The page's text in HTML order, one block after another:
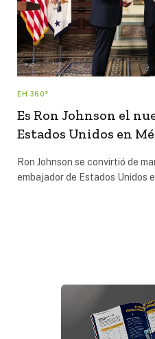
EH 360°
Es Ron Johnson el
Estados Unidos en
Ron Johnson se convirtió de
embajador de Estados Unidos